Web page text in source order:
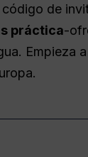
de
práctica-
Empieza